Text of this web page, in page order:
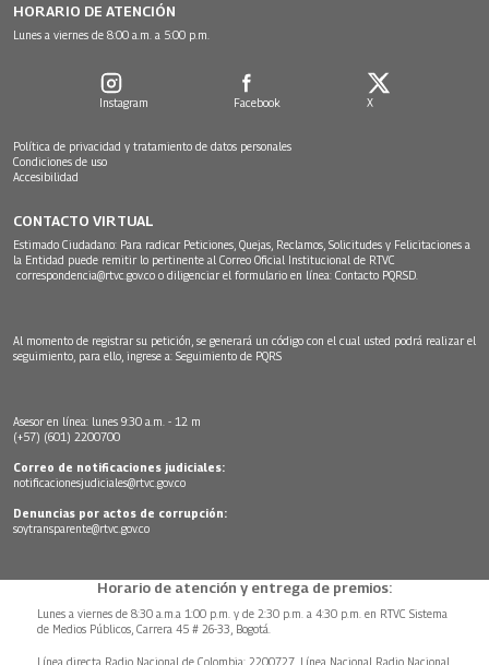
HORARIO DE ATENCIÓN
Lunes a viernes de 8:00 a.m. a 5:00 p.m.
Instagram Facebook X
Política de privacidad y tratamiento de datos personales
Condiciones de uso
Accesibilidad
CONTACTO VIRTUAL
Estimado Ciudadano: Para radicar Peticiones, Quejas, Reclamos, Solicitudes y Felicitaciones a
la Entidad puede remitir lo pertinente al Correo Oficial Institucional de RTVC
correspondencia@rtvc.gov.co o diligenciar el formulario en línea: Contacto PQRSD.
Al momento de registrar su petición, se generará un código con el cual usted podrá realizar el
seguimiento, para ello, ingrese a: Seguimiento de PQRS
Asesor en línea: lunes 9:30 a.m. - 12 m
(+57) (601) 2200700
Correo de notificaciones judiciales:
notificacionesjudiciales@rtvc.gov.co
Denuncias por actos de corrupción:
soytransparente@rtvc.gov.co
Horario de atención y entrega de premios:
Lunes a viernes de 8:30 a.m.a 1:00 p.m. y de 2:30 p.m. a 4:30 p.m. en RTVC Sistema
de Medios Públicos, Carrera 45 # 26-33, Bogotá.
Línea directa Radio Nacional de Colombia: 2200727, Línea Nacional Radio Nacional